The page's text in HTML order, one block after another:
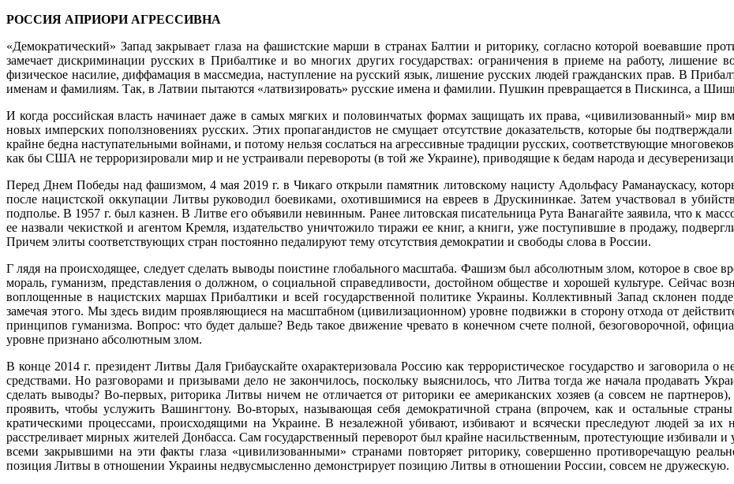
РОССИЯ АПРИОРИ АГРЕССИВНА
«Демократический» Запад закрывает глаза на фашистские марши в странах Балтии и риторику, согласно которой воевавшие
замечает дискриминации рус­ских в Прибалтике и во многих других государствах: ограничения в приеме на работу, лишение
физическое насилие, диффамация в массмедиа, наступление на русский язык, лишение русских людей гражданских прав. В
именам и фамилиям. Так, в Лат­вии пытаются «латвизировать» русские имена и фамилии. Пушкин превра­щается в Пискинса, а
И когда российская власть начинает даже в самых мягких и половинча­тых формах защищать их права, «цивилизованный» мир
новых имперских поползновениях русских. Этих пропагандистов не смущает отсутствие доказательств, которые бы
крайне бедна наступательными войнами, и потому нельзя сослаться на агрес­сивные традиции русских, соответствующие
как бы США не терроризировали мир и не устраивали перевороты (в той же Украине), приводящие к бедам народа и
Перед Днем Победы над фашизмом, 4 мая 2019 г. в Чикаго открыли памятник литовскому нацисту Адольфасу Раманаускасу,
после нацистской оккупации Литвы руководил боевиками, охотившимися на евреев в Друскининкае. За­тем участвовал в
подполье. В 1957 г. был казнен. В Литве его объявили невинным. Ра­нее литовская писательница Рута Ванагайте заявила, что к
ее назвали чекисткой и агентом Кремля, издательство уничтожило тиражи ее книг, а книги, уже по­ступившие в продажу,
Причем элиты соответствующих стран постоянно педали­руют тему отсутствия демократии и свободы слова в России.
Г лядя на происходящее, следует сделать выводы поистине глобального масштаба. Фашизм был абсолютным злом, которое в свое
мораль, гуманизм, представления о должном, о социальной справедливости, достойном обществе и хорошей культуре. Сейчас
воплощенные в нацистских маршах Прибалтики и всей государственной политике Украины. Коллективный Запад склонен
замечая этого. Мы здесь видим проявля­ющиеся на масштабном (цивилизационном) уровне подвижки в сторону от­хода от
принципов гуманизма. Вопрос: что будет дальше? Ведь такое движение чре­вато в конечном счете полной, безоговорочной,
уровне признано абсолютным злом.
В конце 2014 г. президент Литвы Даля Грибаускайте охарактеризовала Россию как террористическое государство и заговорила
средствами. Но разговорами и призывами дело не закончилось, поскольку выяснилось, что Литва тогда же начала продавать
сделать выводы? Во-первых, риторика Литвы ничем не отличается от риторики ее американских хозяев (а совсем не
проявить, чтобы услужить Ва­шингтону. Во-вторых, называющая себя демократичной страна (впрочем, как и остальные
кратическими процессами, происходящими на Украине. В незалежной уби­вают, избивают и всячески преследуют людей за их
расстреливает мирных жителей Донбасса. Сам государственный переворот был крайне насильственным, протестующие избивали и
всеми закрывшими на эти факты глаза «цивилизованными» странами повторяет ри­торику, совершенно противоречащую
позиция Литвы в отношении Украины недву­смысленно демонстрирует позицию Литвы в отношении России, совсем не дружескую.